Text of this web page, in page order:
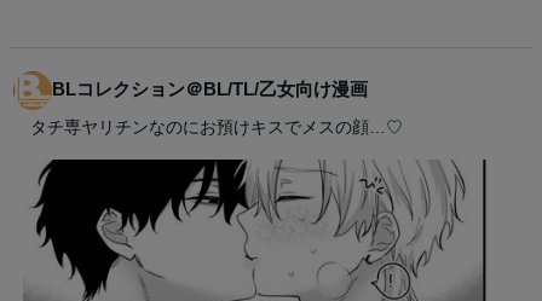
BLコレクション＠BL/TL/乙女向け漫画
タチ専ヤリチンなのにお預けキスでメスの顔…♡